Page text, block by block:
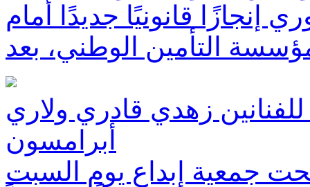
قانونيًا جديدًا أمام
التأمين الوطني، بعد
زهدي قادري ولاري
أبرامسون
جمعية إبداع يوم السبت